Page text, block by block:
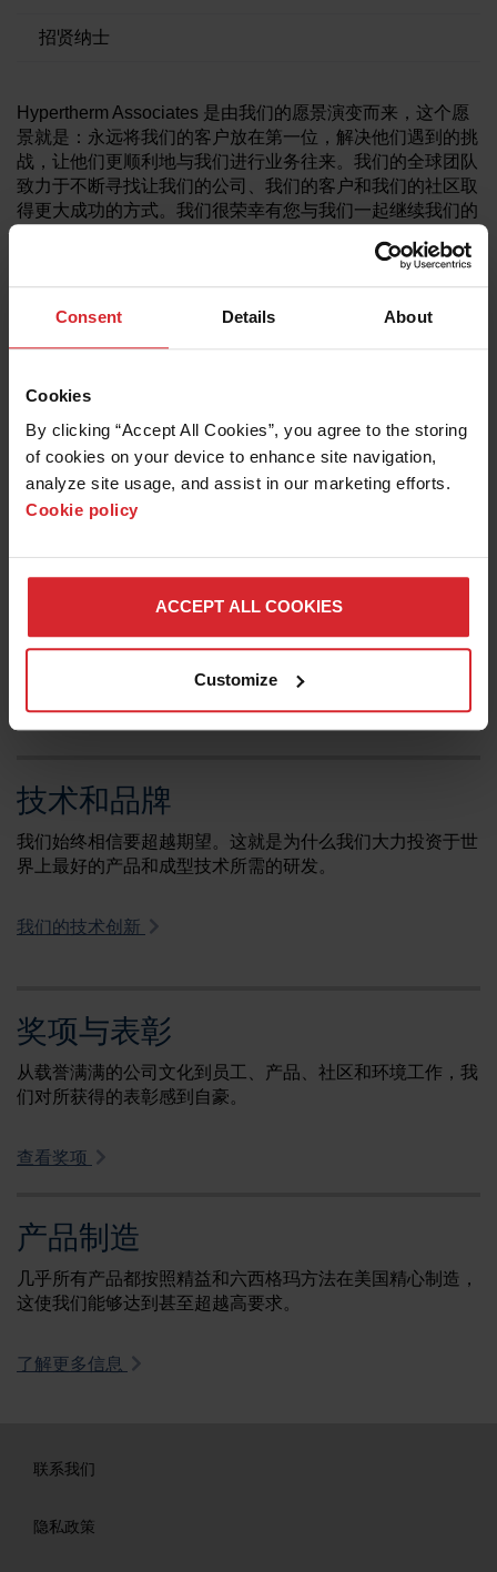
Consent Details About
Cookies
By clicking “Accept All Cookies”, you agree to the storing
of cookies on your device to enhance site navigation,
analyze site usage, and assist in our marketing efforts.
Cookie policy
ACCEPT ALL COOKIES
Customize
招贤纳士
Hypertherm Associates 是由我们的愿景演变而来，这个愿
景就是：永远将我们的客户放在第一位，解决他们遇到的挑
战，让他们更顺利地与我们进行业务往来。我们的全球团队
致力于不断寻找让我们的公司、我们的客户和我们的社区取
得更大成功的方式。我们很荣幸有您与我们一起继续我们的
领导团队
的领导大多是由海宝普通员工一步步升上来的，因此他们非
常了解我们的业务、行业、客户和独特文化。
认识我们的团队
公司历史
从一间狭小的两车位车库，到提供工业切割解决方案的全球
制造商，Hypertherm Associates 对其行业领导地位和历史
技术和品牌
我们始终相信要超越期望。这就是为什么我们大力投资于世
界上最好的产品和成型技术所需的研发。
我们的技术创新
奖项与表彰
从载誉满满的公司文化到员工、产品、社区和环境工作，我
们对所获得的表彰感到自豪。
查看奖项
产品制造
几乎所有产品都按照精益和六西格玛方法在美国精心制造，
这使我们能够达到甚至超越高要求。
了解更多信息
联系我们
隐私政策